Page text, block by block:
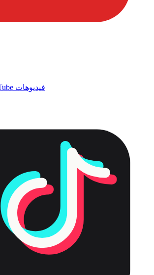
القص والتقليم YouTube فيديوهات